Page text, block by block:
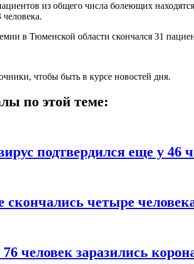
из общего числа болеющих
человека.
в Тюменской области скончался 31
чтобы быть в курсе новостей дня.
по этой теме:
подтвердился еще у 46
четыре
человек заразились